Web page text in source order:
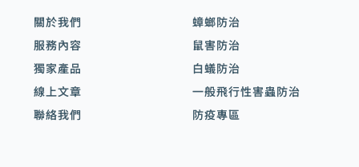
關於我們
服務內容
獨家產品
線上文章
聯絡我們
蟑螂防治
鼠害防治
白蟻防治
一般飛行性害蟲防治
防疫專區